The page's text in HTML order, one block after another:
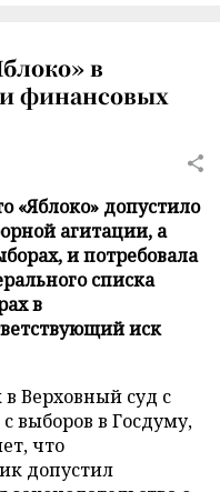
в
финансовых
«Яблоко» допустило
агитации, а
и потребовала
списка
в
иск
Верховный суд с
выборов в Госдуму,
что
допустил